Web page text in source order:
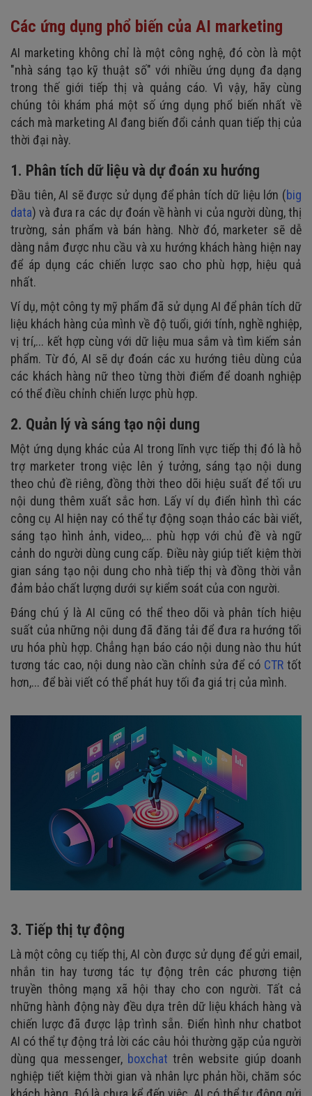
Các ứng dụng phổ biến của AI marketing
AI marketing không chỉ là một công nghệ, đó còn là một
"nhà sáng tạo kỹ thuật số" với nhiều ứng dụng đa dạng
trong thế giới tiếp thị và quảng cáo. Vì vậy, hãy cùng
chúng tôi khám phá một số ứng dụng phổ biến nhất về
cách mà marketing AI đang biến đổi cảnh quan tiếp thị của
thời đại này.
1. Phân tích dữ liệu và dự đoán xu hướng
Đầu tiên, AI sẽ được sử dụng để phân tích dữ liệu lớn (big
data) và đưa ra các dự đoán về hành vi của người dùng, thị
trường, sản phẩm và bán hàng. Nhờ đó, marketer sẽ dễ
dàng nắm được nhu cầu và xu hướng khách hàng hiện nay
để áp dụng các chiến lược sao cho phù hợp, hiệu quả
nhất.
Ví dụ, một công ty mỹ phẩm đã sử dụng AI để phân tích dữ
liệu khách hàng của mình về độ tuổi, giới tính, nghề nghiệp,
vị trí,... kết hợp cùng với dữ liệu mua sắm và tìm kiếm sản
phẩm. Từ đó, AI sẽ dự đoán các xu hướng tiêu dùng của
các khách hàng nữ theo từng thời điểm để doanh nghiệp
có thể điều chỉnh chiến lược phù hợp.
2. Quản lý và sáng tạo nội dung
Một ứng dụng khác của AI trong lĩnh vực tiếp thị đó là hỗ
trợ marketer trong việc lên ý tưởng, sáng tạo nội dung
theo chủ đề riêng, đồng thời theo dõi hiệu suất để tối ưu
nội dung thêm xuất sắc hơn. Lấy ví dụ điển hình thì các
công cụ AI hiện nay có thể tự động soạn thảo các bài viết,
sáng tạo hình ảnh, video,... phù hợp với chủ đề và ngữ
cảnh do người dùng cung cấp. Điều này giúp tiết kiệm thời
gian sáng tạo nội dung cho nhà tiếp thị và đồng thời vẫn
đảm bảo chất lượng dưới sự kiểm soát của con người.
Đáng chú ý là AI cũng có thể theo dõi và phân tích hiệu
suất của những nội dung đã đăng tải để đưa ra hướng tối
ưu hóa phù hợp. Chẳng hạn báo cáo nội dung nào thu hút
tương tác cao, nội dung nào cần chỉnh sửa để có CTR tốt
hơn,... để bài viết có thể phát huy tối đa giá trị của mình.
3. Tiếp thị tự động
Là một công cụ tiếp thị, AI còn được sử dụng để gửi email,
nhắn tin hay tương tác tự động trên các phương tiện
truyền thông mạng xã hội thay cho con người. Tất cả
những hành động này đều dựa trên dữ liệu khách hàng và
chiến lược đã được lập trình sẵn. Điển hình như chatbot
AI có thể tự động trả lời các câu hỏi thường gặp của người
dùng qua messenger, boxchat trên website giúp doanh
nghiệp tiết kiệm thời gian và nhân lực phản hồi, chăm sóc